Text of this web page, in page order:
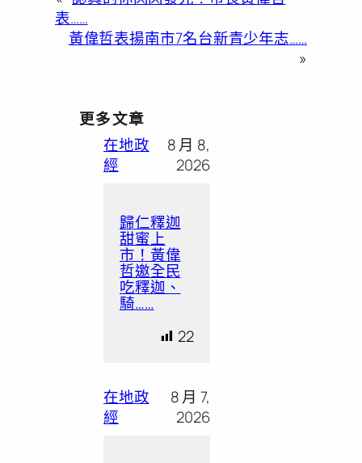
表……
黃偉哲表揚南市7名台新青少年志……
»
更多文章
在地政
經
8 月 8,
2026
歸仁釋迦
甜蜜上
市！黃偉
哲邀全民
吃釋迦、
騎……
22
在地政
經
8 月 7,
2026